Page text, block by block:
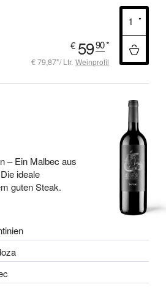
€ 5990*
€ 79,87*/ Ltr. Weinprofil
–Ein Malbec aus
Die ideale
guten Steak.